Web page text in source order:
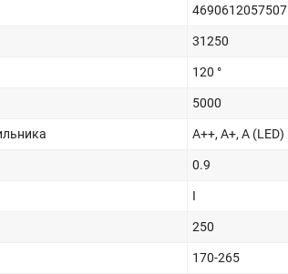
4690612057507
31250
120 °
5000
A++, A+, A (LED)
0.9
I
250
170-265